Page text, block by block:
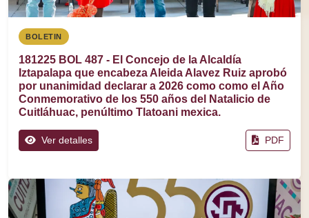
BOLETIN
181225 BOL 487 - El Concejo de la Alcaldía
Iztapalapa que encabeza Aleida Alavez Ruiz aprobó
por unanimidad declarar a 2026 como como el Año
Conmemorativo de los 550 años del Natalicio de
Cuitláhuac, penúltimo Tlatoani mexica.
Ver detalles PDF